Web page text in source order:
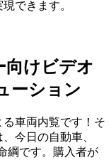
できます。
向け ビデオ
ーション
車両内覧です！そ
今日の自動車、
綱です。購入者が